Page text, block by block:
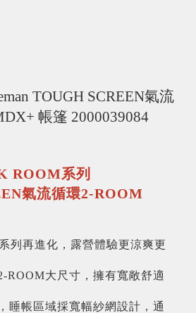
TOUGH SCREEN氣流
帳篷 2000039084
ROOM系列
氣流循環2-ROOM
列再進化，露營體驗更涼爽更
ROOM大尺寸，擁有寬敞舒適
睡帳區域採寬幅紗網設計，通